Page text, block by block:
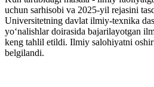
uchun sarhisobi va 2025-yil rejasini
Universitetning davlat ilmiy-texnika
yo‘nalishlar doirasida bajarilayotgan
keng tahlil etildi. Ilmiy salohiyatni
belgilandi.